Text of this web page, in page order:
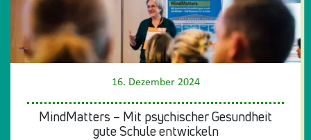
16. Dezember 2024
MindMatters – Mit psychischer Gesundheit
gute Schule entwickeln